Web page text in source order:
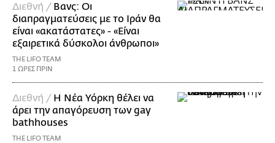
Διεθνή / Βανς: Οι
διαπραγματεύσεις με το Ιράν θα
είναι «ακατάστατες» - «Είναι
εξαιρετικά δύσκολοι άνθρωποι»
THE LIFO TEAM
1 ΩΡΕΣ ΠΡΙΝ
Διεθνή / Η Νέα Υόρκη θέλει να
άρει την απαγόρευση των gay
bathhouses
THE LIFO TEAM